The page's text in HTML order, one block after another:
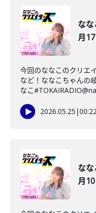
な
月
今回のななこのクリエ
など！ななこちゃんの
なこ
2026.05.25 |
な
月